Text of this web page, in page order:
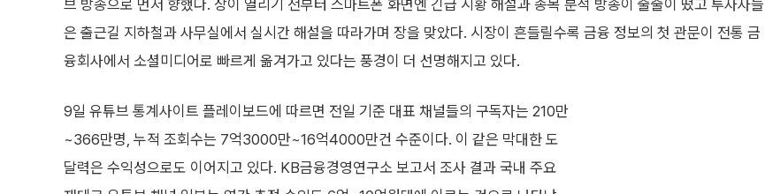
브 방송으로 먼저 향했다. 장이 열리기 전부터 스마트폰 화면엔 긴급 시황 해설과 종목 분석 방송이 줄줄이 떴고 투자자들
은 출근길 지하철과 사무실에서 실시간 해설을 따라가며 장을 맞았다. 시장이 흔들릴수록 금융 정보의 첫 관문이 전통 금
융회사에서 소셜미디어로 빠르게 옮겨가고 있다는 풍경이 더 선명해지고 있다.
9일 유튜브 통계사이트 플레이보드에 따르면 전일 기준 대표 채널들의 구독자는 210만
~366만명, 누적 조회수는 7억3000만~16억4000만건 수준이다. 이 같은 막대한 도
달력은 수익성으로도 이어지고 있다. KB금융경영연구소 보고서 조사 결과 국내 주요